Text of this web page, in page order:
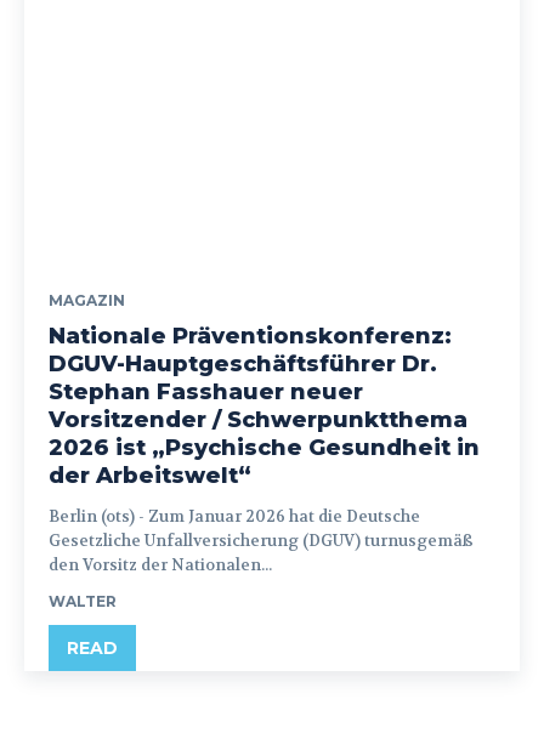
MAGAZIN
Nationale Präventionskonferenz:
DGUV-Hauptgeschäftsführer Dr.
Stephan Fasshauer neuer
Vorsitzender / Schwerpunktthema
2026 ist „Psychische Gesundheit in
der Arbeitswelt“
Berlin (ots) - Zum Januar 2026 hat die Deutsche
Gesetzliche Unfallversicherung (DGUV) turnusgemäß
den Vorsitz der Nationalen...
WALTER
READ